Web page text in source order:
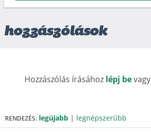
hozzászólások
Hozzászólás írásához lépj bevagy
RENDEZÉS: legújabb | legnépszerűbb